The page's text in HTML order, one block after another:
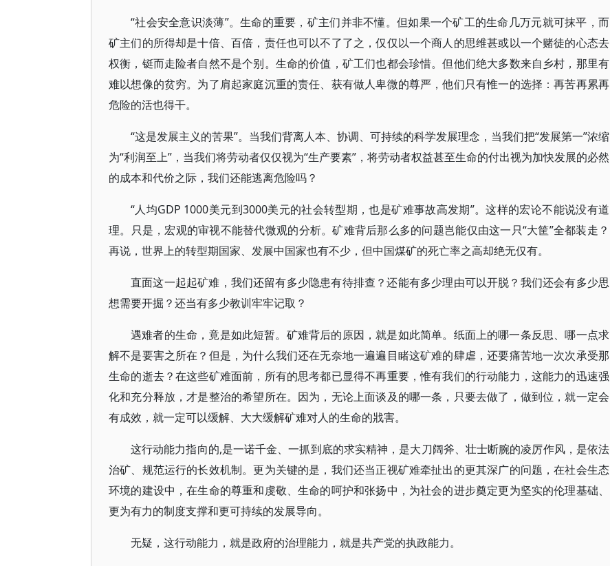
“社会安全意识淡薄”。生命的重要，矿主们并非不懂。但如果一个矿工的生命几万元就可抹平，而
矿主们的所得却是十倍、百倍，责任也可以不了了之，仅仅以一个商人的思维甚或以一个赌徒的心态去
权衡，铤而走险者自然不是个别。生命的价值，矿工们也都会珍惜。但他们绝大多数来自乡村，那里有
难以想像的贫穷。为了肩起家庭沉重的责任、获有做人卑微的尊严，他们只有惟一的选择：再苦再累再
危险的活也得干。
“这是发展主义的苦果”。当我们背离人本、协调、可持续的科学发展理念，当我们把“发展第一”浓缩
为“利润至上”，当我们将劳动者仅仅视为“生产要素”，将劳动者权益甚至生命的付出视为加快发展的必然
的成本和代价之际，我们还能逃离危险吗？
“人均GDP 1000美元到3000美元的社会转型期，也是矿难事故高发期”。这样的宏论不能说没有道
理。只是，宏观的审视不能替代微观的分析。矿难背后那么多的问题岂能仅由这一只“大筐”全都装走？
再说，世界上的转型期国家、发展中国家也有不少，但中国煤矿的死亡率之高却绝无仅有。
直面这一起起矿难，我们还留有多少隐患有待排查？还能有多少理由可以开脱？我们还会有多少思
想需要开掘？还当有多少教训牢牢记取？
遇难者的生命，竟是如此短暂。矿难背后的原因，就是如此简单。纸面上的哪一条反思、哪一点求
解不是要害之所在？但是，为什么我们还在无奈地一遍遍目睹这矿难的肆虐，还要痛苦地一次次承受那
生命的逝去？在这些矿难面前，所有的思考都已显得不再重要，惟有我们的行动能力，这能力的迅速强
化和充分释放，才是整治的希望所在。因为，无论上面谈及的哪一条，只要去做了，做到位，就一定会
有成效，就一定可以缓解、大大缓解矿难对人的生命的戕害。
这行动能力指向的,是一诺千金、一抓到底的求实精神，是大刀阔斧、壮士断腕的凌厉作风，是依法
治矿、规范运行的长效机制。更为关键的是，我们还当正视矿难牵扯出的更其深广的问题，在社会生态
环境的建设中，在生命的尊重和虔敬、生命的呵护和张扬中，为社会的进步奠定更为坚实的伦理基础、
更为有力的制度支撑和更可持续的发展导向。
无疑，这行动能力，就是政府的治理能力，就是共产党的执政能力。